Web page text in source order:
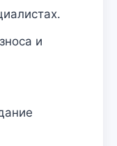
и